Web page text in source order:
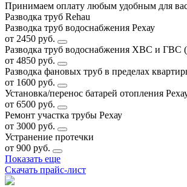
Принимаем оплату любым удобным для
Разводка труб Rehau
Разводка труб водоснабжения Рехау
от 2450 руб.
Разводка труб водоснабжения ХВС и ГВС
от 4850 руб.
Разводка фановых труб в пределах
от 1600 руб.
Установка/перенос батарей отопления
от 6500 руб.
Ремонт участка трубы Рехау
от 3000 руб.
Устранение протечки
от 900 руб.
Показать еще
Скачать прайс-лист